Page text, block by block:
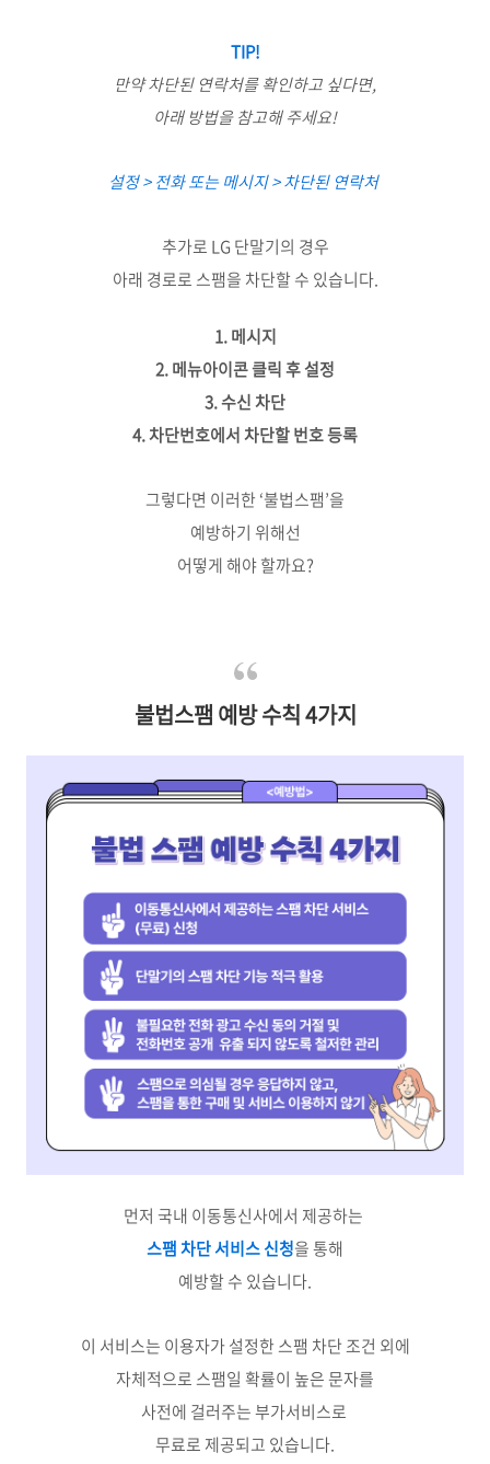
TIP!
만약 차단된 연락처를 확인하고 싶다면,
아래 방법을 참고해 주세요!
설정 > 전화 또는 메시지 > 차단된 연락처
추가로 LG 단말기의 경우
아래 경로로 스팸을 차단할 수 있습니다.
1. 메시지
2. 메뉴아이콘 클릭 후 설정
3. 수신 차단
4. 차단번호에서 차단할 번호 등록
그렇다면 이러한 ‘불법스팸’을
예방하기 위해선
어떻게 해야 할까요?
불법스팸 예방 수칙 4가지
먼저 국내 이동통신사에서 제공하는
스팸 차단 서비스 신청을 통해
예방할 수 있습니다.
이 서비스는 이용자가 설정한 스팸 차단 조건 외에
자체적으로 스팸일 확률이 높은 문자를
사전에 걸러주는 부가서비스로
무료로 제공되고 있습니다.